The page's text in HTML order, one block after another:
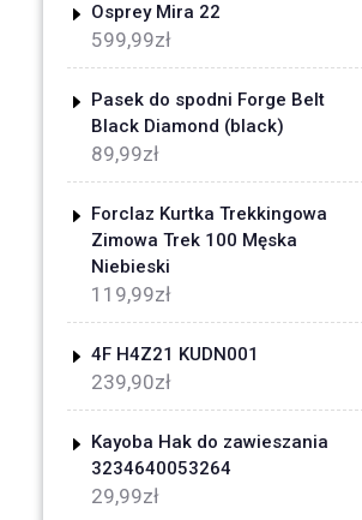
Osprey Mira 22
599,99zł
Pasek do spodni Forge Belt
Black Diamond (black)
89,99zł
Forclaz Kurtka Trekkingowa
Zimowa Trek 100 Męska
Niebieski
119,99zł
4F H4Z21 KUDN001
239,90zł
Kayoba Hak do zawieszania
3234640053264
29,99zł